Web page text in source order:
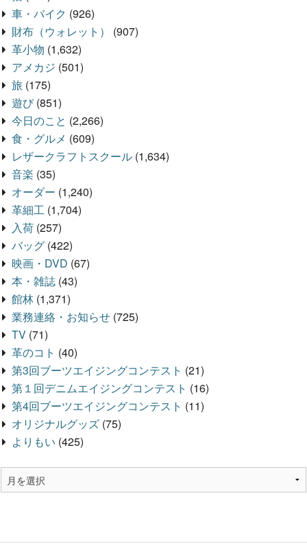
車・バイク (926)
財布（ウォレット）
(907)
革小物 (1,632)
アメカジ (501)
旅 (175)
遊び(851)
今日のこと (2,266)
食・グルメ (609)
レザークラフトスクール (1,634)
音楽 (35)
オーダー (1,240)
革細工 (1,704)
入荷 (257)
バッグ (422)
映画・DVD (67)
本・雑誌 (43)
館林 (1,371)
業務連絡・お知らせ (725)
TV (71)
革のコト (40)
第3回ブーツエイジングコンテスト (21)
第１回デニムエイジングコンテスト (16)
第4回ブーツエイジングコンテスト (11)
オリジナルグッズ (75)
よりもい (425)